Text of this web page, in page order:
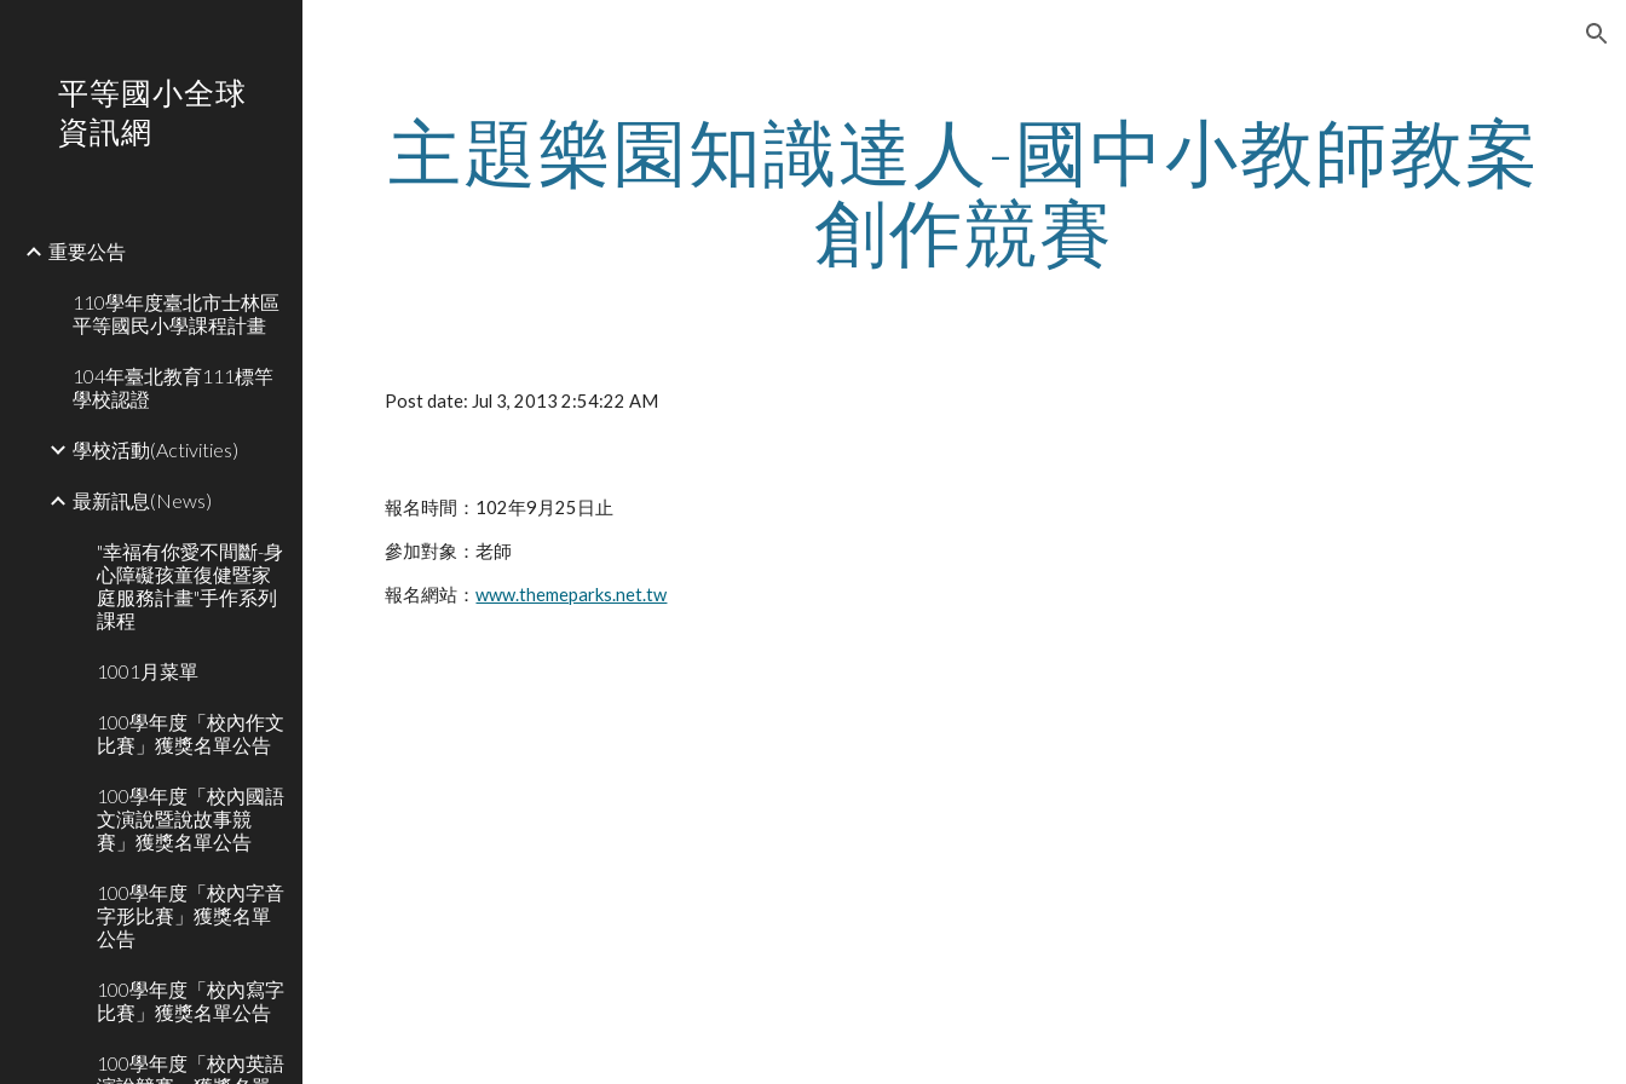
平等國小全球
資訊網
重要公告
110學年度臺北市士林區
平等國民小學課程計畫
104年臺北教育111標竿
學校認證
學校活動(Activities)
最新訊息(News)
"幸福有你愛不間斷-身
心障礙孩童復健暨家
庭服務計畫"手作系列
課程
1001月菜單
100學年度「校內作文
比賽」獲獎名單公告
100學年度「校內國語
文演說暨說故事競
賽」獲獎名單公告
100學年度「校內字音
字形比賽」獲獎名單
公告
100學年度「校內寫字
比賽」獲獎名單公告
100學年度「校內英語
主題樂園知識達人-國中小教師教案
創作競賽
Post date: Jul 3, 2013 2:54:22 AM
報名時間：102年9月25日止
參加對象：老師
報名網站：www.themeparks.net.tw